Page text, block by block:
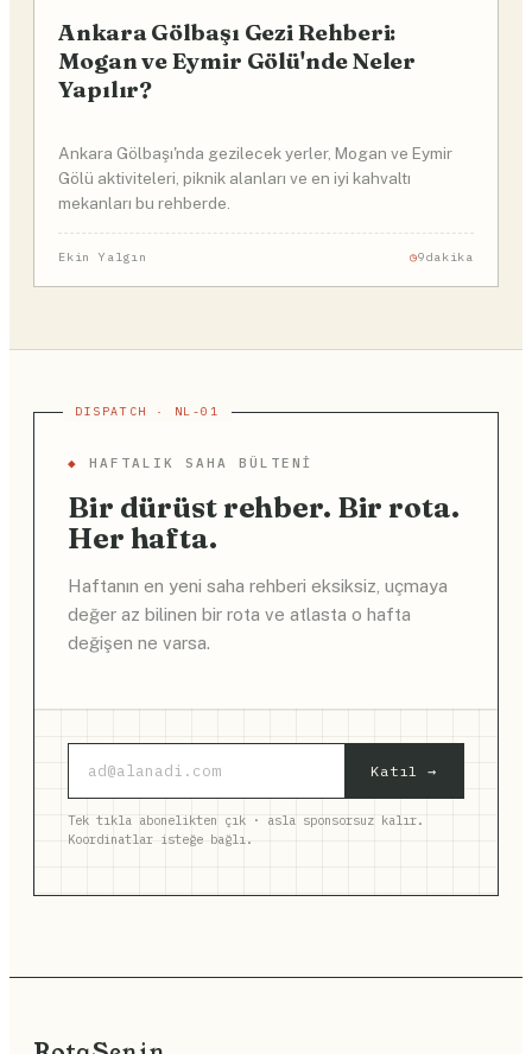
Ankara Gölbaşı Gezi Rehberi:
Mogan ve Eymir Gölü'nde Neler
Yapılır?
Ankara Gölbaşı'nda gezilecek yerler, Mogan ve Eymir
Gölü aktiviteleri, piknik alanları ve en iyi kahvaltı
mekanları bu rehberde.
Ekin Yalgın 9dakika
◆ HAFTALIK SAHA BÜLTENI
Bir dürüst rehber. Bir rota.
Her hafta.
Haftanın en yeni saha rehberi eksiksiz, uçmaya
değer az bilinen bir rota ve atlasta o hafta
değişen ne varsa.
Katıl →
Tek tıkla abonelikten çık · asla sponsorsuz kalır.
Koordinatlar isteğe bağlı.